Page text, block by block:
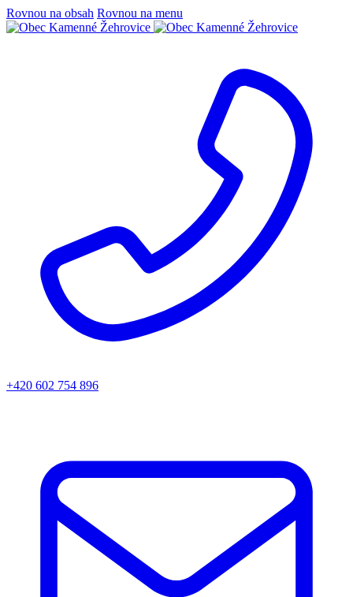
Rovnou na obsah Rovnou na menu
+420 602 754 896